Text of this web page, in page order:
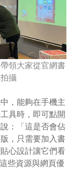
領大家從官網書
攝
，能夠在手機主
具時，即可點開
：「這是否會佔
，只需要加入書
心設計讓它們看
些資源與網頁優